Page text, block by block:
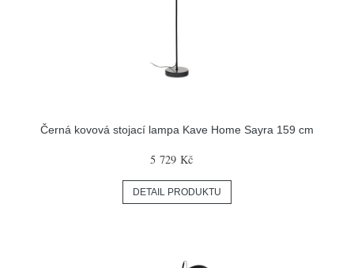
Černá kovová stojací lampa Kave Home Sayra 159 cm
5 729 Kč
DETAIL PRODUKTU